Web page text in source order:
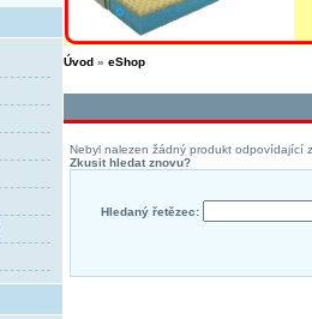
Úvod» eShop
Nebyl nalezen žádný produkt odpovídající
Zkusit hledat znovu?
Hledaný řetězec: